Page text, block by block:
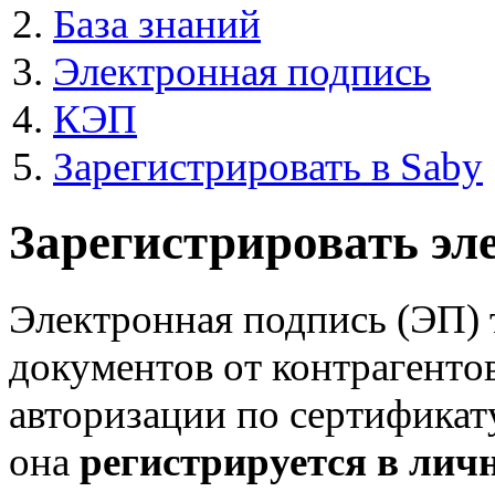
База знаний
Электронная подпись
КЭП
Зарегистрировать в Saby
Зарегистрировать
Электронная подпись (ЭП)
документов от
авторизации по
она регистрируется в